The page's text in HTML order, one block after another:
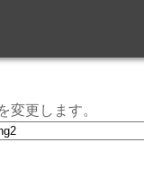
変更します。